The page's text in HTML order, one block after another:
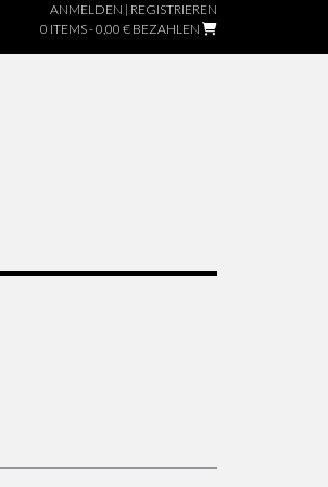
ANMELDEN | REGISTRIEREN
0 ITEMS - 0,00 € BEZAHLEN